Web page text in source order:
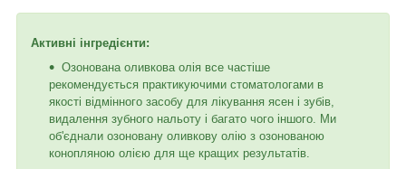
Активні інгредієнти:
Озонована оливкова олія все частіше
рекомендується практикуючими стоматологами в
якості відмінного засобу для лікування ясен і зубів,
видалення зубного нальоту і багато чого іншого. Ми
об'єднали озоновану оливкову олію з озонованою
конопляною олією для ще кращих результатів.